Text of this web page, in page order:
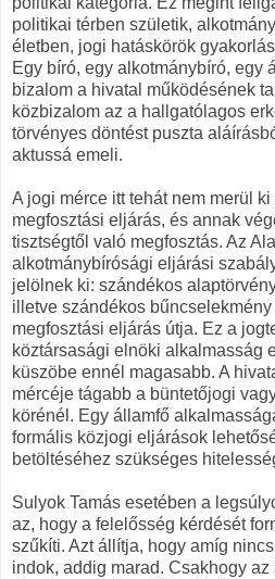
politikai térben születik,
életben, jogi hatáskörök
Egy bíró, egy alkotmánybíró, egy
bizalom a hivatal működésének
közbizalom az a hallgatólagos
törvényes döntést puszta
aktussá emeli.
A jogi mérce itt tehát nem merül
megfosztási eljárás, és annak
tisztségtől való megfosztás. Az
alkotmánybírósági eljárási
jelölnek ki: szándékos
illetve szándékos
megfosztási eljárás útja. Ez a
köztársasági elnöki alkalmasság
küszöbe ennél magasabb. A
mércéje tágabb a büntetőjogi
körénél. Egy államfő
formális közjogi eljárások
betöltéséhez szükséges
Sulyok Tamás esetében a
az, hogy a felelősség kérdését
szűkíti. Azt állítja, hogy amíg
indok, addig marad. Csakhogy